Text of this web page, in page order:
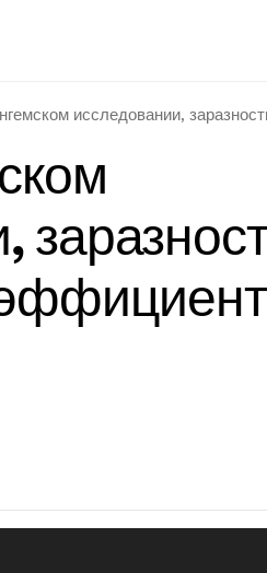
исследовании,